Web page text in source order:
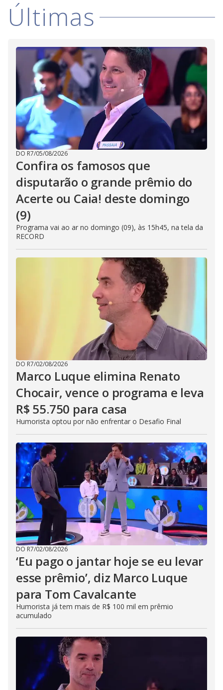
Últimas
DO R7/05/08/2026
Confira os famosos que
disputarão o grande prêmio do
Acerte ou Caia! deste domingo
(9)
Programa vai ao ar no domingo (09), às 15h45, na tela da
RECORD
DO R7/02/08/2026
Marco Luque elimina Renato
Chocair, vence o programa e leva
R$ 55.750 para casa
Humorista optou por não enfrentar o Desafio Final
DO R7/02/08/2026
‘Eu pago o jantar hoje se eu levar
esse prêmio’, diz Marco Luque
para Tom Cavalcante
Humorista já tem mais de R$ 100 mil em prêmio
acumulado